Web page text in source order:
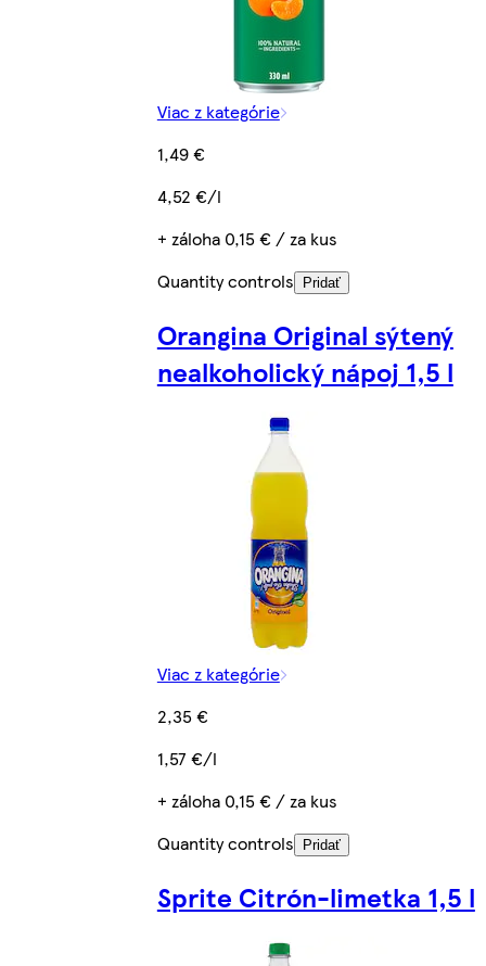
Viac z kategórie
1,49 €
4,52 €/l
+ záloha 0,15 € / za kus
Quantity controls
Pridať
Orangina Original sýtený
nealkoholický nápoj 1,5 l
Viac z kategórie
2,35 €
1,57 €/l
+ záloha 0,15 € / za kus
Quantity controls
Pridať
Sprite Citrón-limetka 1,5 l